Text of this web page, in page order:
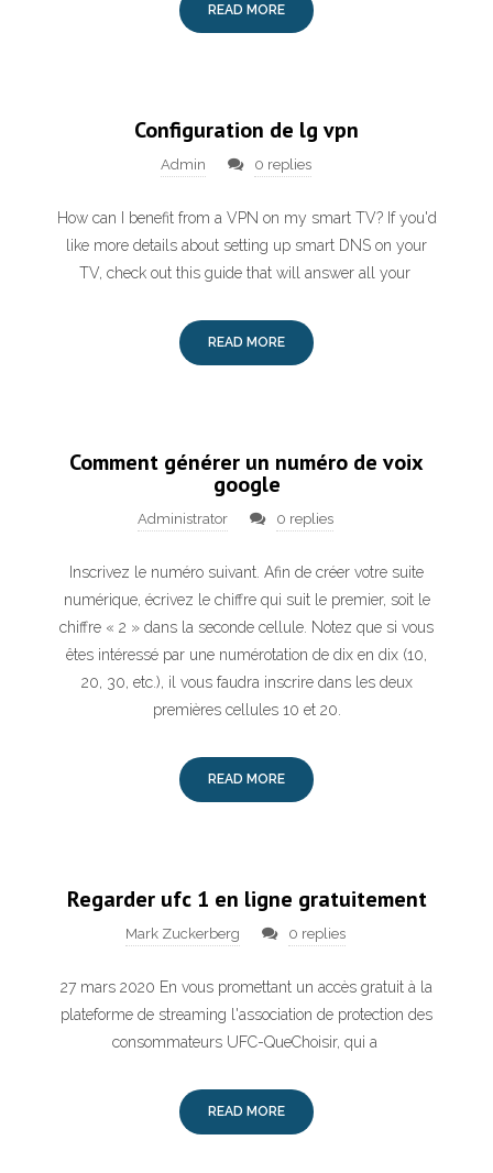
READ MORE
Configuration de lg vpn
Admin 0 replies
How can I benefit from a VPN on my smart TV? If you'd
like more details about setting up smart DNS on your
TV, check out this guide that will answer all your
READ MORE
Comment générer un numéro de voix
google
Administrator 0 replies
Inscrivez le numéro suivant. Afin de créer votre suite
numérique, écrivez le chiffre qui suit le premier, soit le
chiffre « 2 » dans la seconde cellule. Notez que si vous
êtes intéressé par une numérotation de dix en dix (10,
20, 30, etc.), il vous faudra inscrire dans les deux
premières cellules 10 et 20.
READ MORE
Regarder ufc 1 en ligne gratuitement
Mark Zuckerberg 0 replies
27 mars 2020 En vous promettant un accès gratuit à la
plateforme de streaming l'association de protection des
consommateurs UFC-QueChoisir, qui a
READ MORE